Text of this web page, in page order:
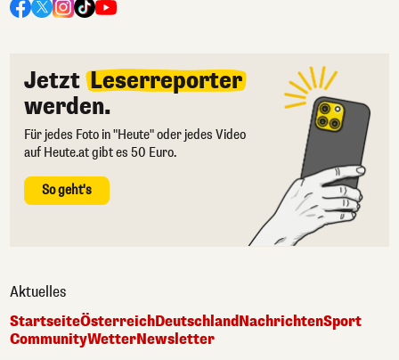
Jetzt Leserreporter
werden.
Für jedes Foto in "Heute" oder jedes Video
auf Heute.at gibt es 50 Euro.
So geht's
Aktuelles
StartseiteÖsterreichDeutschlandNachrichtenSport
CommunityWetterNewsletter